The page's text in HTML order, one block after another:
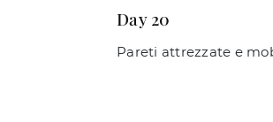
Day 20